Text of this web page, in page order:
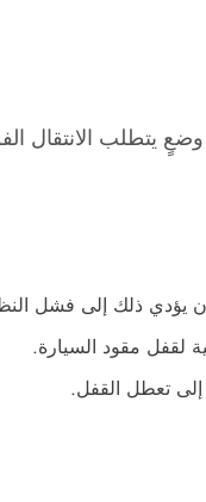
يتطلب الانتقال
يؤدي ذلك إلى فشل
لقفل مقود السيارة.
تعطل القفل.